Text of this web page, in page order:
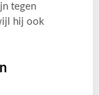
tegen
hij ook